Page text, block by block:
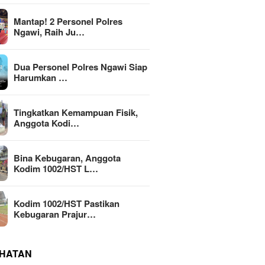
Mantap! 2 Personel Polres
Ngawi, Raih Ju…
Dua Personel Polres Ngawi Siap
Harumkan …
Tingkatkan Kemampuan Fisik,
Anggota Kodi…
Bina Kebugaran, Anggota
Kodim 1002/HST L…
Kodim 1002/HST Pastikan
Kebugaran Prajur…